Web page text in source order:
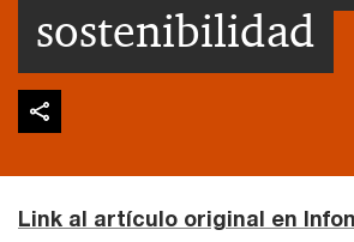
sostenibilidad
Link al artículo original en